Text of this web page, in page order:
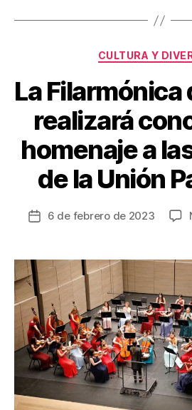
o
tir
CULTURA Y
La Filarmónica
realizará
homenaje a
de la Unión
Fecha
entrada
6 de febrero de 2023